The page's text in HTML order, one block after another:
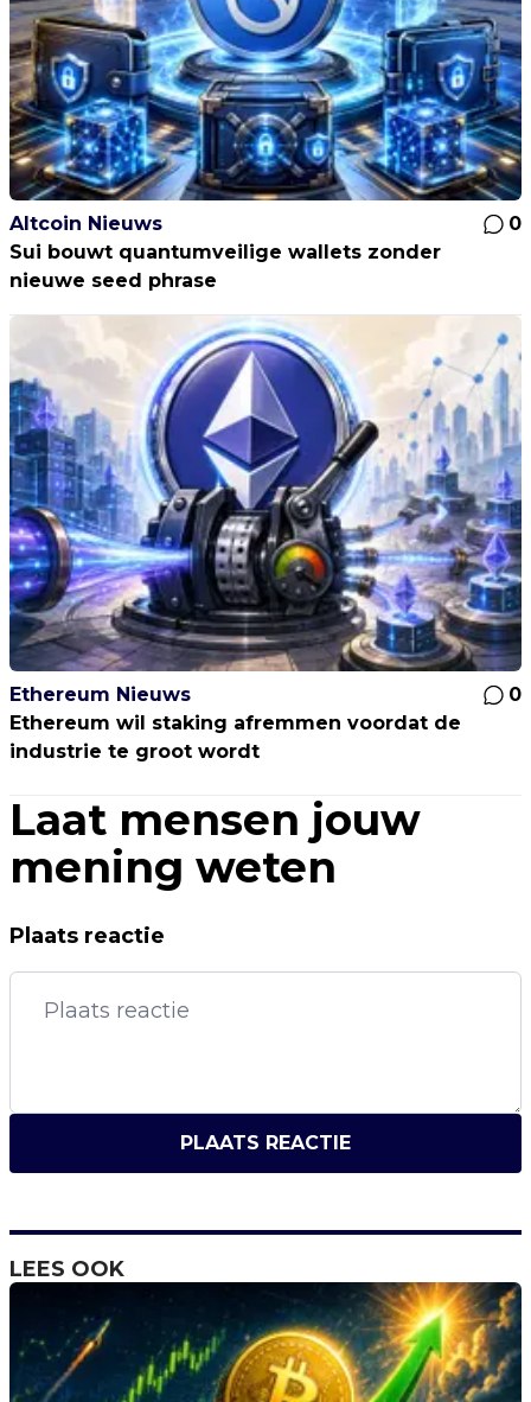
Altcoin Nieuws
0
Sui bouwt quantumveilige wallets zonder
nieuwe seed phrase
Ethereum Nieuws
0
Ethereum wil staking afremmen voordat de
industrie te groot wordt
Laat mensen jouw
mening weten
Plaats reactie
PLAATS REACTIE
LEES OOK